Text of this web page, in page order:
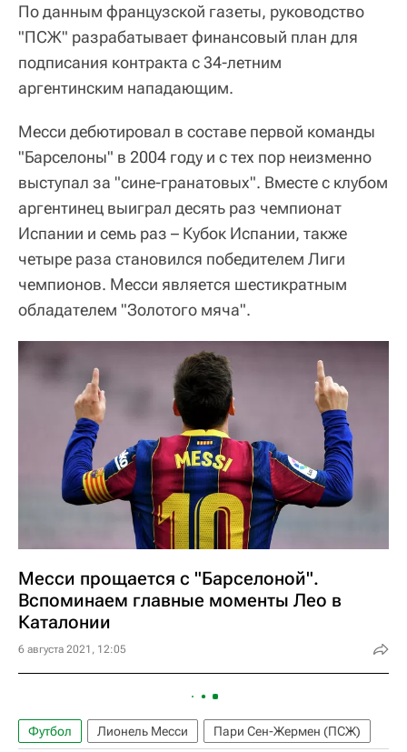
По данным французской газеты, руководство
"ПСЖ" разрабатывает финансовый план для
подписания контракта с 34-летним
аргентинским нападающим.
Месси дебютировал в составе первой команды
"Барселоны" в 2004 году и с тех пор неизменно
выступал за "сине-гранатовых". Вместе с клубом
аргентинец выиграл десять раз чемпионат
Испании и семь раз – Кубок Испании, также
четыре раза становился победителем Лиги
чемпионов. Месси является шестикратным
обладателем "Золотого мяча".
Месси прощается с "Барселоной".
Вспоминаем главные моменты Лео в
Каталонии
6 августа 2021, 12:05
Футбол Лионель Месси Пари Сен-Жермен (ПСЖ)